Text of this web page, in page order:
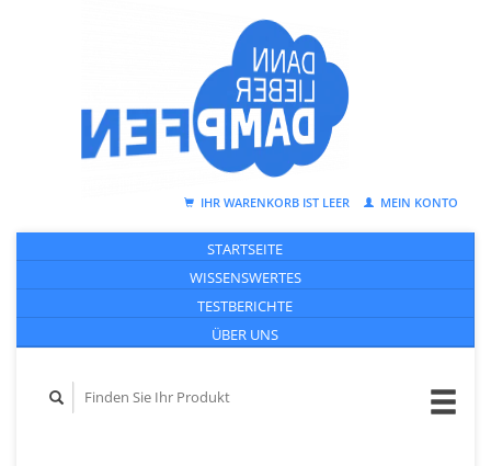
IHR WARENKORB IST LEER MEIN KONTO
STARTSEITE
WISSENSWERTES
TESTBERICHTE
ÜBER UNS